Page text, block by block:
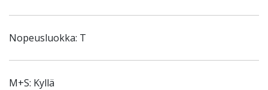
Nopeusluokka: T
M+S: Kyllä